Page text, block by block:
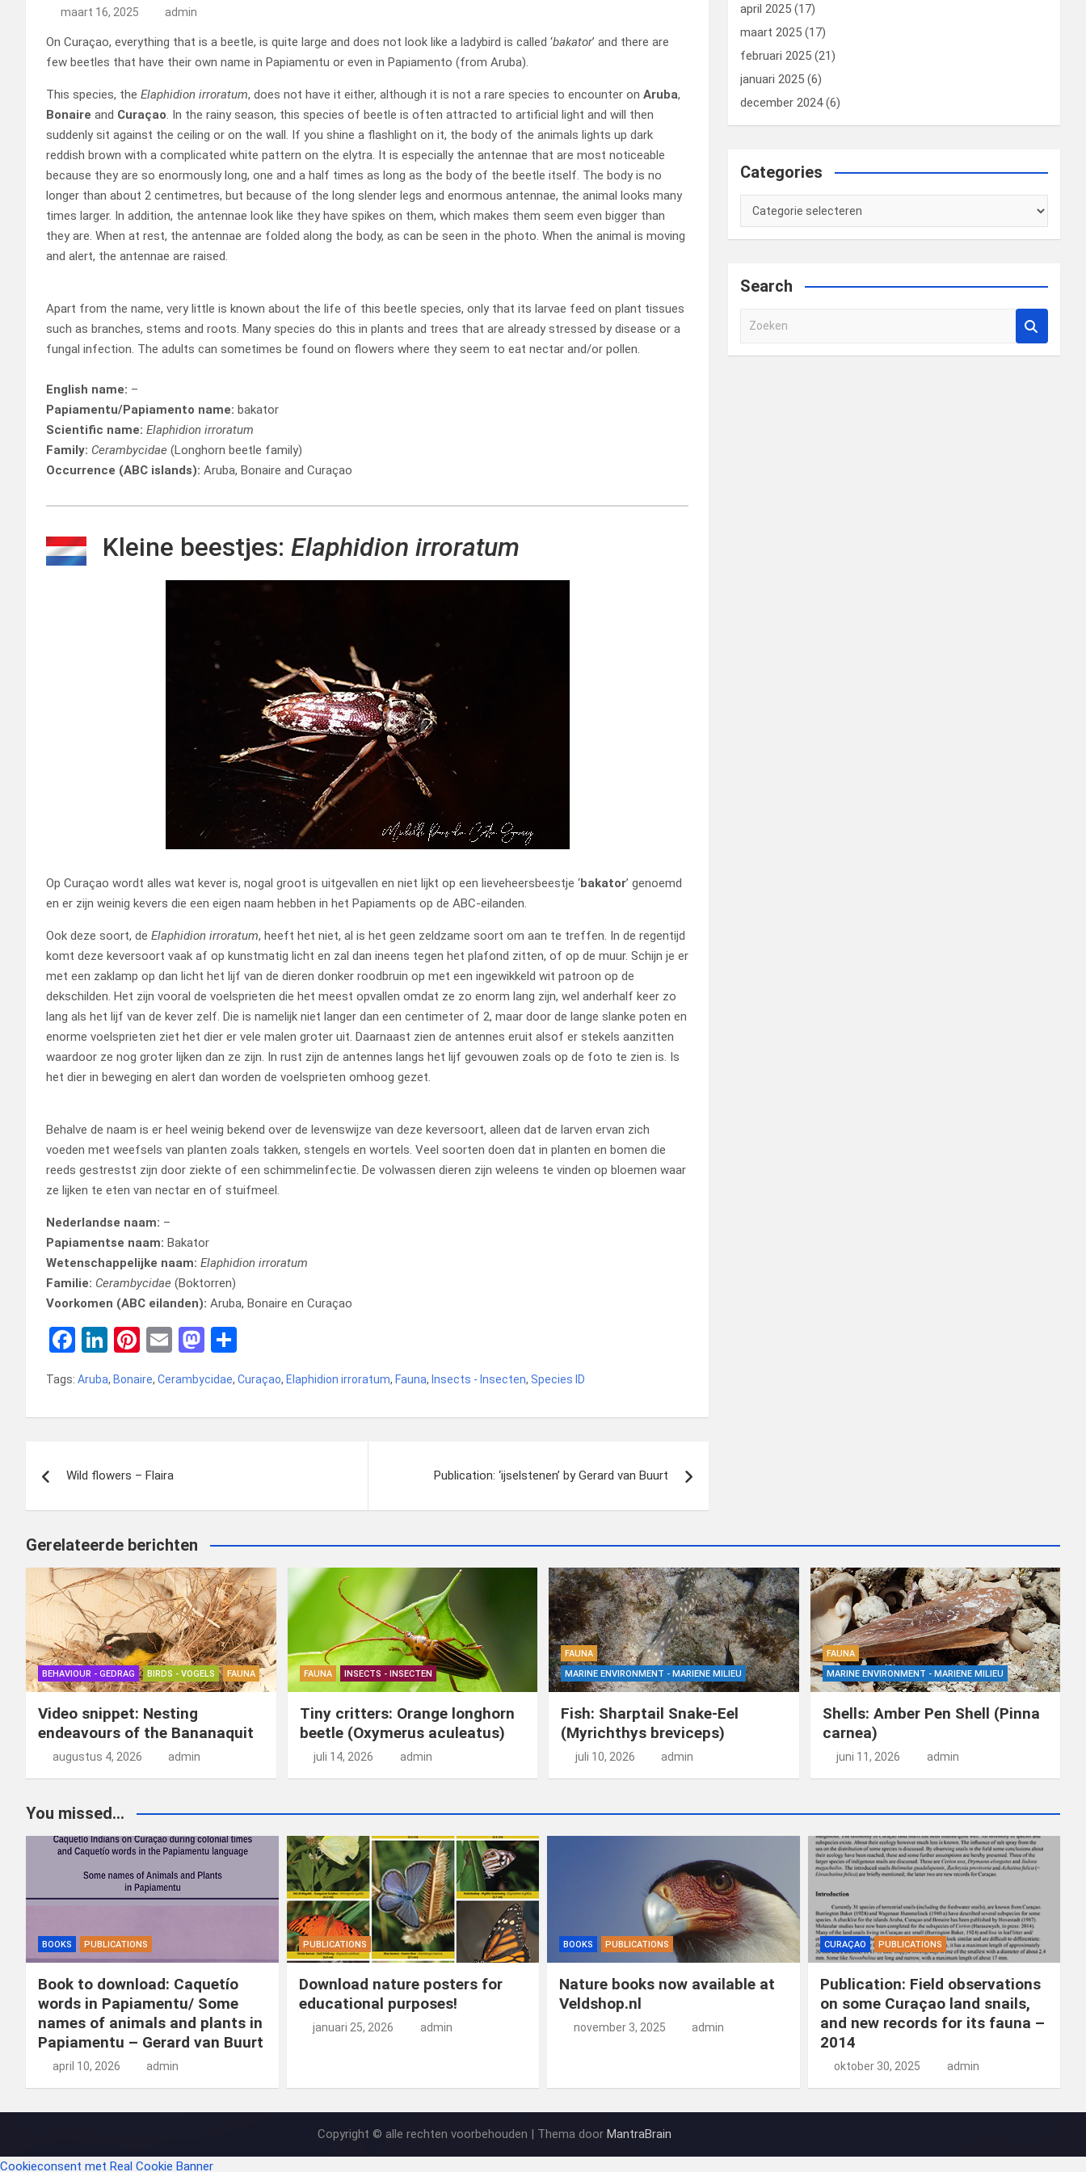
maart 16, 2025 admin
On Curaçao, everything that is a beetle, is quite large and does not look like a ladybird is called ‘bakator’ and there are
few beetles that have their own name in Papiamentu or even in Papiamento (from Aruba).
This species, the Elaphidion irroratum, does not have it either, although it is not a rare species to encounter on Aruba,
Bonaire and Curaçao. In the rainy season, this species of beetle is often attracted to artificial light and will then
suddenly sit against the ceiling or on the wall. If you shine a flashlight on it, the body of the animals lights up dark
reddish brown with a complicated white pattern on the elytra. It is especially the antennae that are most noticeable
because they are so enormously long, one and a half times as long as the body of the beetle itself. The body is no
longer than about 2 centimetres, but because of the long slender legs and enormous antennae, the animal looks many
times larger. In addition, the antennae look like they have spikes on them, which makes them seem even bigger than
they are. When at rest, the antennae are folded along the body, as can be seen in the photo. When the animal is moving
and alert, the antennae are raised.
Apart from the name, very little is known about the life of this beetle species, only that its larvae feed on plant tissues
such as branches, stems and roots. Many species do this in plants and trees that are already stressed by disease or a
fungal infection. The adults can sometimes be found on flowers where they seem to eat nectar and/or pollen.
English name: –
Papiamentu/Papiamento name: bakator
Scientific name: Elaphidion irroratum
Family: Cerambycidae (Longhorn beetle family)
Occurrence (ABC islands): Aruba, Bonaire and Curaçao
Kleine beestjes: Elaphidion irroratum
Op Curaçao wordt alles wat kever is, nogal groot is uitgevallen en niet lijkt op een lieveheersbeestje ‘bakator’ genoemd
en er zijn weinig kevers die een eigen naam hebben in het Papiaments op de ABC-eilanden.
Ook deze soort, de Elaphidion irroratum, heeft het niet, al is het geen zeldzame soort om aan te treffen. In de regentijd
komt deze keversoort vaak af op kunstmatig licht en zal dan ineens tegen het plafond zitten, of op de muur. Schijn je er
met een zaklamp op dan licht het lijf van de dieren donker roodbruin op met een ingewikkeld wit patroon op de
dekschilden. Het zijn vooral de voelsprieten die het meest opvallen omdat ze zo enorm lang zijn, wel anderhalf keer zo
lang als het lijf van de kever zelf. Die is namelijk niet langer dan een centimeter of 2, maar door de lange slanke poten en
enorme voelsprieten ziet het dier er vele malen groter uit. Daarnaast zien de antennes eruit alsof er stekels aanzitten
waardoor ze nog groter lijken dan ze zijn. In rust zijn de antennes langs het lijf gevouwen zoals op de foto te zien is. Is
het dier in beweging en alert dan worden de voelsprieten omhoog gezet.
Behalve de naam is er heel weinig bekend over de levenswijze van deze keversoort, alleen dat de larven ervan zich
voeden met weefsels van planten zoals takken, stengels en wortels. Veel soorten doen dat in planten en bomen die
reeds gestrestst zijn door ziekte of een schimmelinfectie. De volwassen dieren zijn weleens te vinden op bloemen waar
ze lijken te eten van nectar en of stuifmeel.
Nederlandse naam: –
Papiamentse naam: Bakator
Wetenschappelijke naam: Elaphidion irroratum
Familie: Cerambycidae (Boktorren)
Voorkomen (ABC eilanden): Aruba, Bonaire en Curaçao
F
ce
b
o
Li
ke
dI
Pi
er
es
E
ail
M
st
o
e
n
Tags: Aruba, Bonaire, Cerambycidae, Curaçao, Elaphidion irroratum, Fauna, Insects - Insecten, Species ID
navigatie
Wild flowers – Flaira Publication: ‘ijselstenen’ by Gerard van Buurt
april 2025 (17)
maart 2025 (17)
februari 2025 (21)
januari 2025 (6)
december 2024(6)
Categories
Categories
Search
e
Gerelateerde berichten
BEHAVIOUR - GEDRAG BIRDS - VOGELS FAUNA
Video snippet: Nesting
endeavours of the Bananaquit
augustus 4, 2026 admin
FAUNA INSECTS - INSECTEN
Tiny critters: Orange longhorn
beetle (Oxymerus aculeatus)
juli 14, 2026 admin
FAUNA
MARINE ENVIRONMENT - MARIENE MILIEU
Fish: Sharptail Snake-Eel
(Myrichthys breviceps)
juli 10, 2026 admin
FAUNA
MARINE ENVIRONMENT - MARIENE MILIEU
Shells: Amber Pen Shell (Pinna
carnea)
juni 11, 2026 admin
You missed...
BOOKS PUBLICATIONS
Book to download: Caquetío
words in Papiamentu/ Some
names of animals and plants in
Papiamentu – Gerard van Buurt
april 10, 2026 admin
PUBLICATIONS
Download nature posters for
educational purposes!
januari 25, 2026 admin
BOOKS PUBLICATIONS
Nature books now available at
Veldshop.nl
november 3, 2025 admin
CURAÇAO PUBLICATIONS
Publication: Field observations
on some Curaçao land snails,
and new records for its fauna –
2014
oktober 30, 2025 admin
Copyright © alle rechten voorbehouden | Thema doorMantraBrain
Cookieconsent met Real Cookie Banner